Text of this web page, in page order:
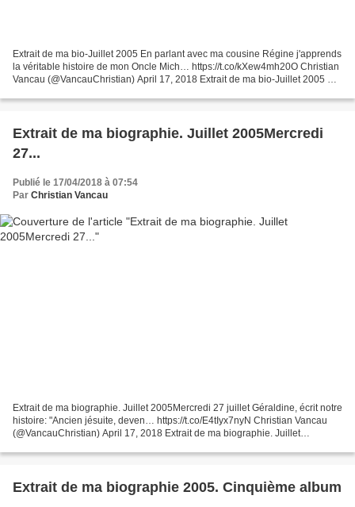
Extrait de ma bio-Juillet 2005 En parlant avec ma cousine Régine j'apprends
la véritable histoire de mon Oncle Mich… https://t.co/kXew4mh20O Christian
Vancau (@VancauChristian) April 17, 2018 Extrait de ma bio-Juillet 2005 En
Extrait de ma biographie. Juillet 2005Mercredi
27...
Publié le 17/04/2018 à 07:54
Par Christian Vancau
Extrait de ma biographie. Juillet 2005Mercredi 27 juillet Géraldine, écrit notre
histoire: "Ancien jésuite, deven… https://t.co/E4tIyx7nyN Christian Vancau
(@VancauChristian) April 17, 2018 Extrait de ma biographie. Juillet
Extrait de ma biographie 2005. Cinquième album